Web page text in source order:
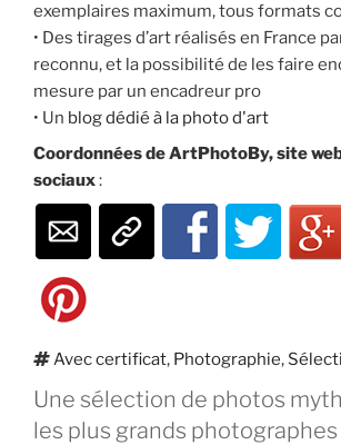
exemplaires maximum, tous formats
• Des tirages d’art réalisés en France
reconnu, et la possibilité de les faire
mesure par un encadreur pro
• Un blog dédié à la photo d'art
Coordonnées de ArtPhotoBy, site
sociaux:
Étiquettes
Avec certificat, Photographie,
Une sélection de photos
les plus grands photographes